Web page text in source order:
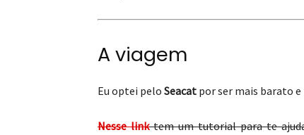
A viagem
Eu optei pelo Seacat por ser mais barato e
Nesse linktem um tutorial para te